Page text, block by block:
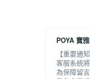
POYA 寶雅
【重要通知
客服系統
為保障留